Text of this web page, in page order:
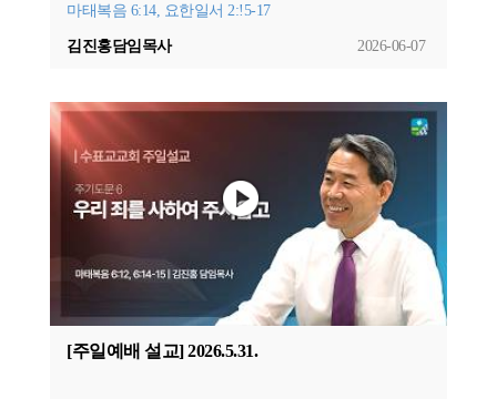
마태복음 6:14, 요한일서 2:!5-17
2026-06-07
김진홍담임목사
[주일예배 설교] 2026.5.31.